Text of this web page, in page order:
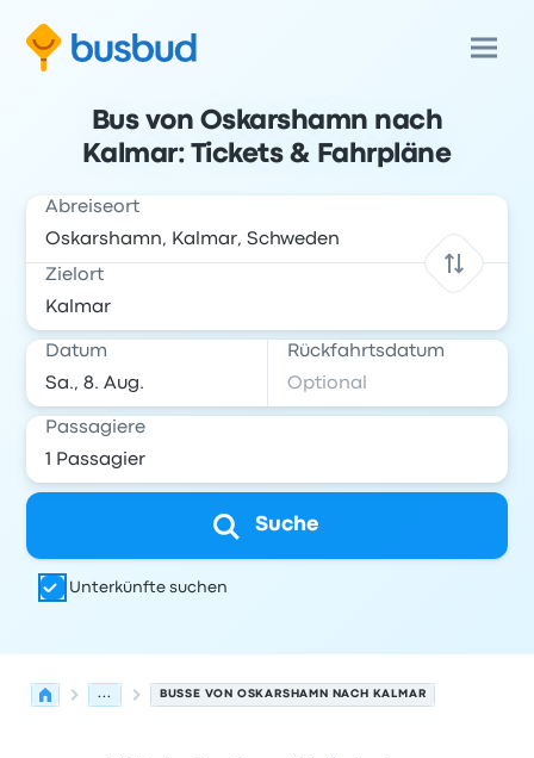
Bus von Oskarshamn nach
Kalmar: Tickets & Fahrpläne
Abreiseort
Zielort
Datum Rückfahrtsdatum
Passagiere
Suche
Unterkünfte suchen
... BUSSE VON OSKARSHAMN NACH KALMAR